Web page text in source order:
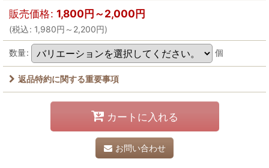
販売価格: 1,800円～2,000円
(税込: 1,980円 ～2,200円)
数量: 個
返品特約に関する重要事項
カートに入れる
お問い合わせ